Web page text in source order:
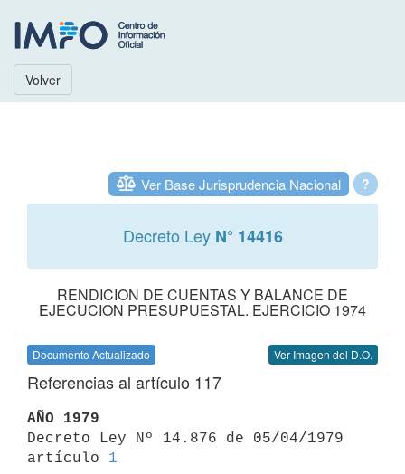
Volver
?
Ver Base Jurisprudencia Nacional
Decreto Ley N° 14416
RENDICION DE CUENTAS Y BALANCE DE
EJECUCION PRESUPUESTAL. EJERCICIO 1974
Documento Actualizado Ver Imagen del D.O.
Referencias al artículo 117
AÑO 1979
Decreto Ley Nº 14.876 de 05/04/1979
artículo 1